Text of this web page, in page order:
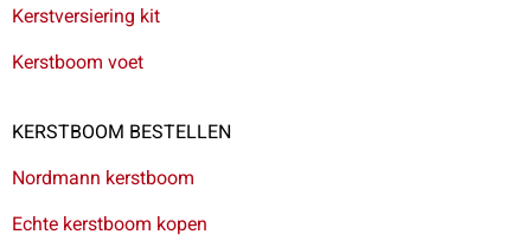
Kerstversiering kit
Kerstboom voet
KERSTBOOM BESTELLEN
Nordmann kerstboom
Echte kerstboom kopen